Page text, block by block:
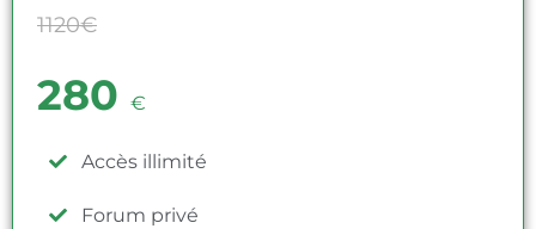
1120€
280 €
Accès illimité
Forum privé